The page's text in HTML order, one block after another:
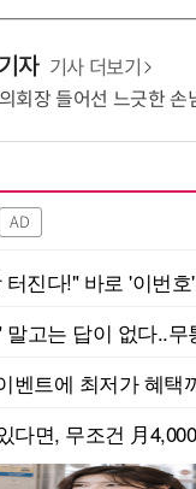
자 기사 더보기
회장 들어선 느긋한
AD